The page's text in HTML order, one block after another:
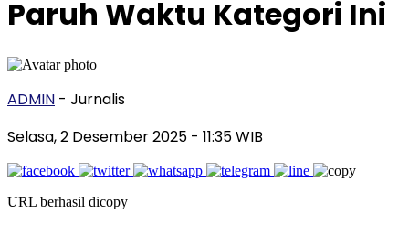
Paruh Waktu Kategori Ini
ADMIN - Jurnalis
Selasa, 2 Desember 2025 - 11:35 WIB
URL berhasil dicopy